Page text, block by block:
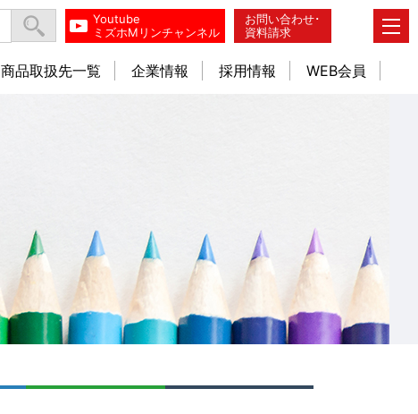
お問い合わせ･
資料請求
Youtube
ミズホMリンチャンネル
商品取扱先一覧 企業情報 採用情報 WEB会員